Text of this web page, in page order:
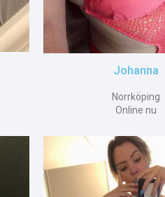
Johanna
Norrköping
Online nu